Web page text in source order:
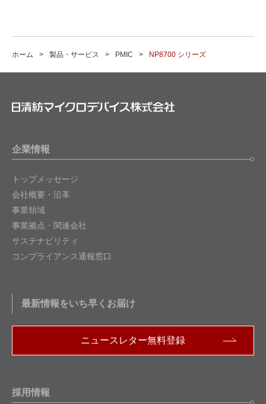
ホーム 製品・サービス PMIC NP8700 シリーズ
企業情報
トップメッセージ
会社概要・沿革
事業領域
事業拠点・関連会社
サステナビリティ
コンプライアンス通報窓口
最新情報をいち早くお届け
ニュースレター無料登録
採用情報